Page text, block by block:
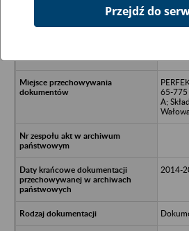
Polskie
65-775
A;
2014-
Przejdź do